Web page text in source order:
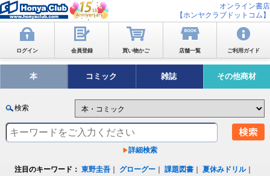
オンライン書店
【ホンヤクラブドットコム】
ログイン 会員登録 買い物かご 店舗一覧 ご利用ガイド
本 コミック 雑誌 その他商材
検索
詳細検索
注目のキーワード： 東野圭吾 グローグー ｜課題図書 ｜夏休みドリル｜